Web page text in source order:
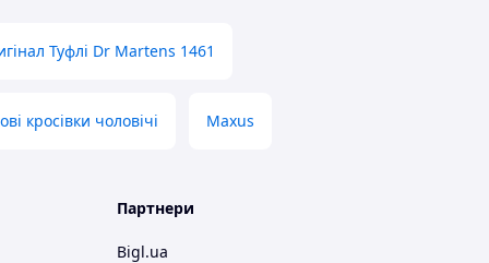
Туфлі Dr Martens 1461
кросівки чоловічі Maxus
Партнери
Bigl.ua